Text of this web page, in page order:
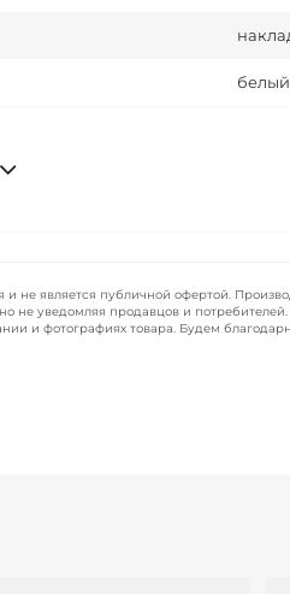
не является публичной офертой.
не уведомляя продавцов и
и фотографиях товара. Будем